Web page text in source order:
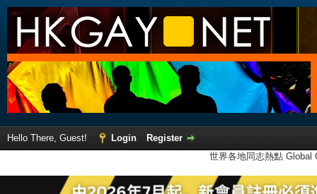
Hello There, Guest! Login
Register
世界各地同志熱點